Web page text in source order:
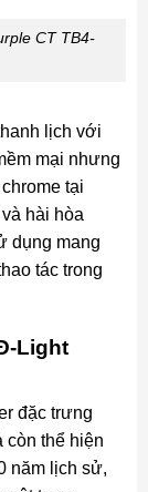
CT TB4-
lịch với
mại nhưng
tại
hài hòa
dụng mang
tác trong
Light
đặc trưng
còn thể hiện
năm lịch sử,